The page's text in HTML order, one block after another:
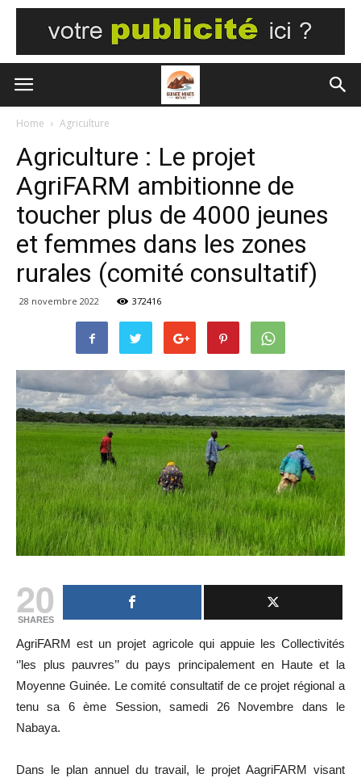
Home Agriculture
Agriculture : Le projet
AgriFARM ambitionne de
toucher plus de 4000 jeunes
et femmes dans les zones
rurales (comité consultatif)
28 novembre 2022 372416
20
SHARES
AgriFARM est un projet agricole qui appuie les Collectivités
‘’les plus pauvres’’ du pays principalement en Haute et la
Moyenne Guinée. Le comité consultatif de ce projet régional a
tenu sa 6 ème Session, samedi 26 Novembre dans le
Nabaya.
Dans le plan annuel du travail, le projet AagriFARM visant